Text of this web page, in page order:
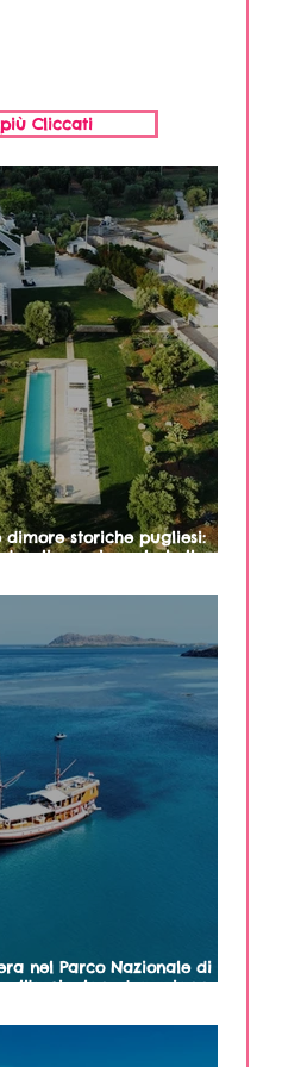
più Cliccati
dimore storiche pugliesi:
per vivere la bellezza
nel Parco Nazionale di
tra spiagge